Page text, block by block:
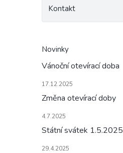
Kontakt
Novinky
Vánoční otevírací doba
17.12.2025
Změna otevírací doby
4.7.2025
Státní svátek 1.5.2025
29.4.2025